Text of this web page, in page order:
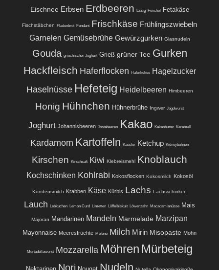
Eischnee Erbsen Erdbeeren Essig Fenchel Fetakäse
Fischstäbchen Fladenbrot Fondant Frischkäse Frühlingszwiebeln
Garnelen Gemüsebrühe Gewürzgurken Glasnudeln
Gouda griechischer Joghurt Grieß grüner Tee Gurken
Hackfleisch Haferflocken Haferkekse Hagelzucker
Haselnüsse Hefeteig Heidelbeeren Himbeeren
Honig Hühnchen Hühnerbrühe Ingwer Jagdwurst
Joghurt Johannisbeeren Jostabeeren Kakao Kakaobutter Karamell
Kardamom Kartoffeln Kassler Ketchup Kidneybohnen
Kirschen Kirschsaft Kiwi Klebreismehl Knoblauch
Kochschinken Kohlrabi Kokosflocken Kokosmilch Kokosöl
Kondensmilch Krabben Käse Kürbis Lachs Lachsschinken
Lauch Lebkuchen Lemon Curd Limetten Löffelbiskuit Löwenzahn Macadamianüsse Mais
Majoran Mandarinen Mandeln Marmelade Marzipan
Mayonnaise Meeresfrüchte Melone Milch Mirin Misopaste Mohn
Mortadellawurst Mozzarella Möhren Mürbeteig
Nori Nudeln